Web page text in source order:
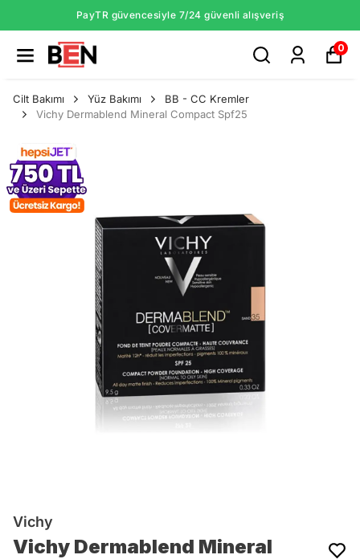
PayTR güvencesiyle 7/24 güvenli alışveriş
0
Cilt Bakımı Yüz Bakımı
BB - CC Kremler
Vichy Dermablend Mineral Compact Spf25
Vichy
Vichy Dermablend Mineral